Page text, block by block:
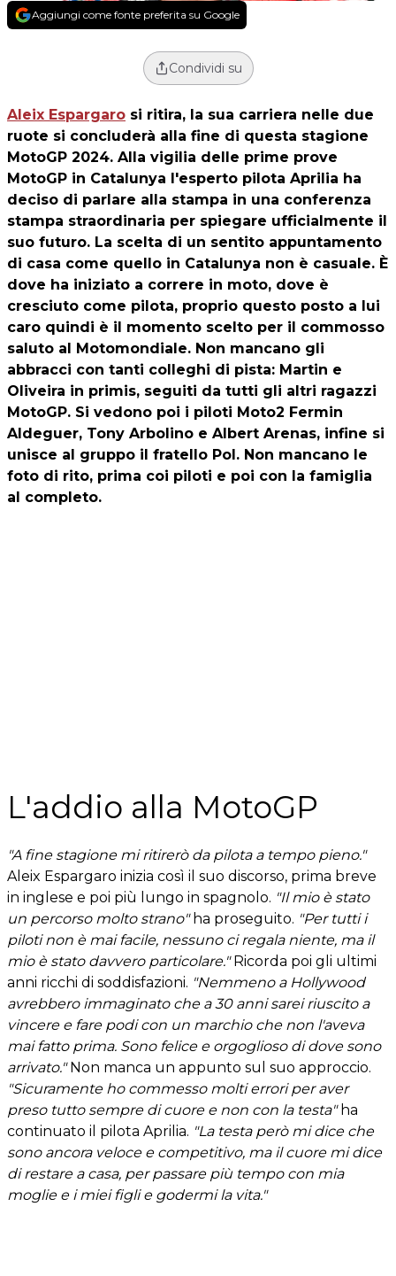
Aggiungi come fonte preferita su Google
Condividi su
Aleix Espargaro si ritira, la sua carriera nelle due
ruote si concluderà alla fine di questa stagione
MotoGP 2024. Alla vigilia delle prime prove
MotoGP in Catalunya l'esperto pilota Aprilia ha
deciso di parlare alla stampa in una conferenza
stampa straordinaria per spiegare ufficialmente il
suo futuro. La scelta di un sentito appuntamento
di casa come quello in Catalunya non è casuale. È
dove ha iniziato a correre in moto, dove è
cresciuto come pilota, proprio questo posto a lui
caro quindi è il momento scelto per il commosso
saluto al Motomondiale. Non mancano gli
abbracci con tanti colleghi di pista: Martin e
Oliveira in primis, seguiti da tutti gli altri ragazzi
MotoGP. Si vedono poi i piloti Moto2 Fermin
Aldeguer, Tony Arbolino e Albert Arenas, infine si
unisce al gruppo il fratello Pol. Non mancano le
foto di rito, prima coi piloti e poi con la famiglia
al completo.
L'addio alla MotoGP
"A fine stagione mi ritirerò da pilota a tempo pieno."
Aleix Espargaro inizia così il suo discorso, prima breve
in inglese e poi più lungo in spagnolo. "Il mio è stato
un percorso molto strano"ha proseguito. "Per tutti i
piloti non è mai facile, nessuno ci regala niente, ma il
mio è stato davvero particolare."Ricorda poi gli ultimi
anni ricchi di soddisfazioni. "Nemmeno a Hollywood
avrebbero immaginato che a 30 anni sarei riuscito a
vincere e fare podi con un marchio che non l'aveva
mai fatto prima. Sono felice e orgoglioso di dove sono
arrivato."Non manca un appunto sul suo approccio.
"Sicuramente ho commesso molti errori per aver
preso tutto sempre di cuore e non con la testa"ha
continuato il pilota Aprilia. "La testa però mi dice che
sono ancora veloce e competitivo, ma il cuore mi dice
di restare a casa, per passare più tempo con mia
moglie e i miei figli e godermi la vita."